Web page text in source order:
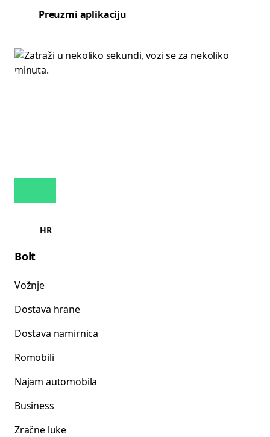
Preuzmi aplikaciju
HR
Bolt
Vožnje
Dostava hrane
Dostava namirnica
Romobili
Najam automobila
Business
Zračne luke